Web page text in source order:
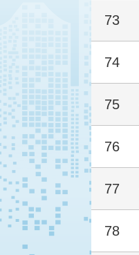
73
74
75
76
77
78